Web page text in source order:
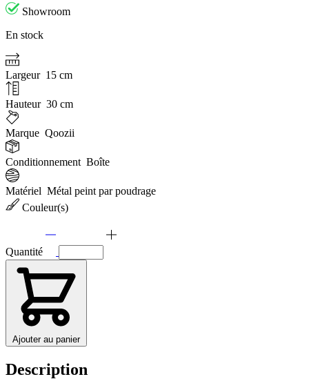
Showroom
En stock
Largeur 15 cm
Hauteur 30 cm
Marque Qoozii
Conditionnement Boîte
Matériel Métal peint par poudrage
Couleur(s)
Quantité
Ajouter au panier
Description